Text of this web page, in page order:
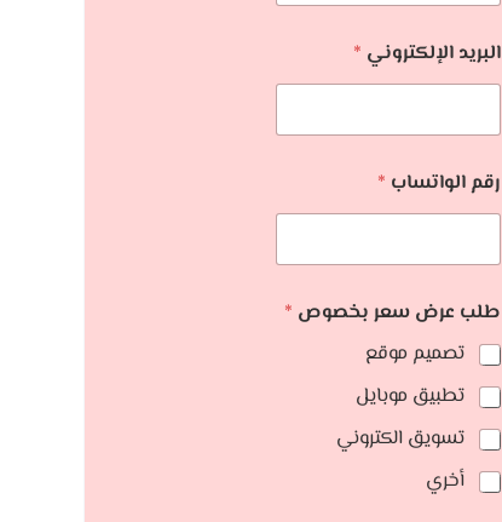
البريد الإلكتروني *
رقم الواتساب *
طلب عرض سعر بخصوص *
تصميم موقع
تطبيق موبايل
تسويق الكتروني
أخري